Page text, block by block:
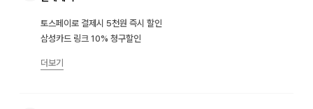
토스페이로 결제시 5천원 즉시 할인
삼성카드 링크 10% 청구할인
더보기